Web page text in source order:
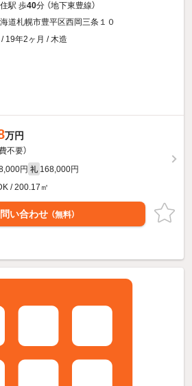
駅 歩40分 （地下東豊線）
道札幌市豊平区西岡三条１０
19年2ヶ月 / 木造
万円
不要）
円 礼 168,000円
/ 200.17㎡
い合わせ （無料）